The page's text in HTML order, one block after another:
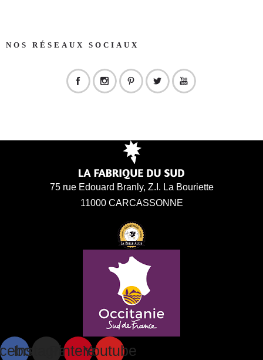
NOS RÉSEAUX SOCIAUX
75 rue Edouard Branly, Z.I. La Bouriette
11000 CARCASSONNE
InstagramPinterestYoutube